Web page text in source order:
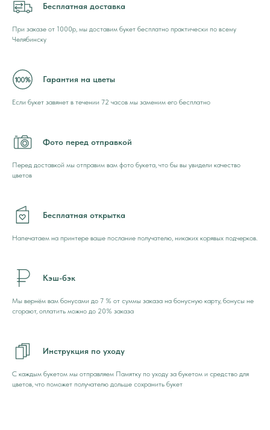
Бесплатная доставка
При заказе от 1000р, мы доставим букет бесплатно практически по всему
Челябинску
Гарантия на цветы
Если букет завянет в течении 72 часов мы заменим его бесплатно
Фото перед отправкой
Перед доставкой мы отправим вам фото букета, что бы вы увидели качество
цветов
Бесплатная открытка
Напечатаем на принтере ваше послание получателю, никаких корявых подчерков.
Кэш-бэк
Мы вернём вам бонусами до 7 % от суммы заказа на бонусную карту, бонусы не
сгорают, оплатить можно до 20% заказа
Инструкция по уходу
С каждым букетом мы отправляем Памятку по уходу за букетом и средство для
цветов, что поможет получателю дольше сохранить букет